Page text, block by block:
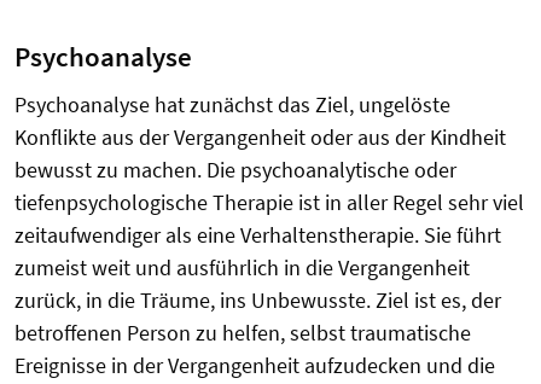
Psychoanalyse
Psychoanalyse hat zunächst das Ziel, ungelöste
Konflikte aus der Vergangenheit oder aus der Kindheit
bewusst zu machen. Die psychoanalytische oder
tiefenpsychologische Therapie ist in aller Regel sehr viel
zeitaufwendiger als eine Verhaltenstherapie. Sie führt
zumeist weit und ausführlich in die Vergangenheit
zurück, in die Träume, ins Unbewusste. Ziel ist es, der
betroffenen Person zu helfen, selbst traumatische
Ereignisse in der Vergangenheit aufzudecken und die